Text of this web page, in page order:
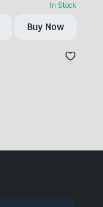
In Stock
Buy Now